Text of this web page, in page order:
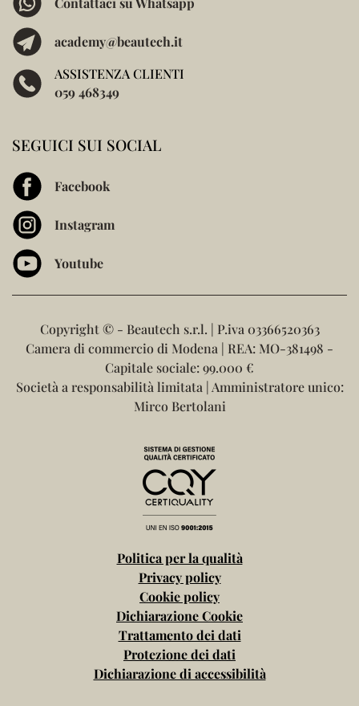
academy@beautech.it
ASSISTENZA CLIENTI
059 468349
SEGUICI SUI SOCIAL
Facebook
Instagram
Youtube
Copyright © - Beautech s.r.l. | P.iva 03366520363
Camera di commercio di Modena | REA: MO-381498 -
Capitale sociale: 99.000 €
Società a responsabilità limitata | Amministratore unico:
Mirco Bertolani
Politica per la qualità
Privacy policy
Cookie policy
Dichiarazione Cookie
Trattamento dei dati
Protezione dei dati
Dichiarazione di accessibilità